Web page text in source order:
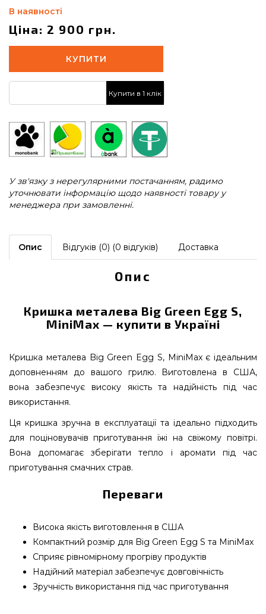
В наявності
Ціна: 2 900 грн.
КУПИТИ
Купити в 1 клік
У зв'язку з нерегулярними постачанням, радимо
уточнювати інформацію щодо наявності товару у
менеджера при замовленні.
Опис Відгуків (0) (0 відгуків) Доставка
Опис
Кришка металева Big Green Egg S,
MiniMax — купити в Україні
Кришка металева Big Green Egg S, MiniMax є ідеальним
доповненням до вашого грилю. Виготовлена в США,
вона забезпечує високу якість та надійність під час
використання.
Ця кришка зручна в експлуатації та ідеально підходить
для поціновувачів приготування їжі на свіжому повітрі.
Вона допомагає зберігати тепло і аромати під час
приготування смачних страв.
Переваги
Висока якість виготовлення в США
Компактний розмір для Big Green Egg S та MiniMax
Сприяє рівномірному прогріву продуктів
Надійний матеріал забезпечує довговічність
Зручність використання під час приготування